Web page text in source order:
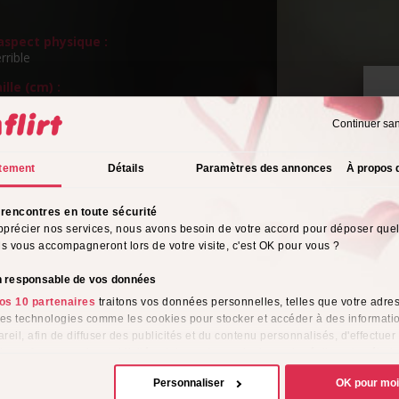
Continuer
Détails Paramètres des annonces À propos
en toute sécurité
nos services, nous avons besoin de votre accord pour déposer
vous accompagneront lors de votre visite, c'est OK pour vous ?
responsable de vos données
10 partenaires traitons vos données personnelles, telles que votre
technologies comme les cookies pour stocker et accéder à des
afin de diffuser des publicités et du contenu personnalisés, d'effectuer
favorisant ainsi le développement de services. Vous avez le choix quant
de vos données et à leurs finalités. Vous pouvez modifier ou retirer votre
Personnaliser OK pour moi
physique :
(cm) :
de cheveux :
sexuelle :
vestimentaire :